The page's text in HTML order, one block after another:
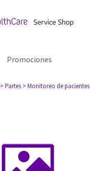
Promociones
> Partes > Monitoreo de pacientes